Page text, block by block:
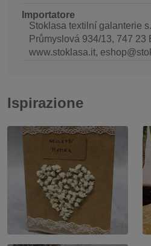
Importatore
Stoklasa textilní galanterie
Průmyslová 934/13, 747 23
www.stoklasa.it,
Ispirazione